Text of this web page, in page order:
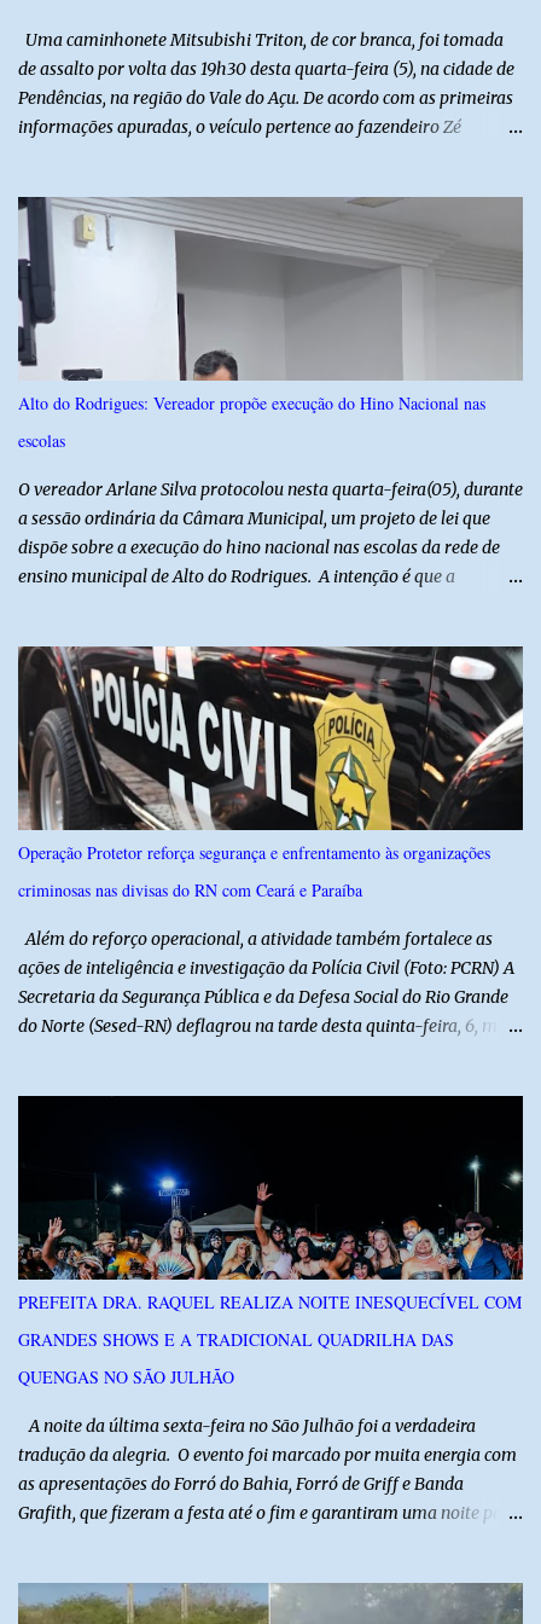
Uma caminhonete Mitsubishi Triton, de cor branca, foi tomada
de assalto por volta das 19h30 desta quarta-feira (5), na cidade de
Pendências, na região do Vale do Açu. De acordo com as primeiras
informações apuradas, o veículo pertence ao fazendeiro Zé
anunciaram o assalto no momento em que ela estava em frente à
residência, no Centro da cidade. Ainda conforme relatos de
testemunhas, os suspeitos utilizavam roupas semelhantes a
uniformes de empresa, o que pode ter ajudado a não despertar
suspeitas antes da abordagem. Após a ação criminosa, a dupla
fugiu levando a caminhonete em direção ainda desconhecida. A
Polícia Militar foi acionada logo após o crime e realiza diligências
na região na tentativa de localizar o veículo e identificar os
autores do assalto. Qualquer informação que possa ajudar na
ser repassad...
Alto do Rodrigues: Vereador propõe execução do Hino Nacional nas
escolas
O vereador Arlane Silva protocolou nesta quarta-feira(05), durante
a sessão ordinária da Câmara Municipal, um projeto de lei que
dispõe sobre a execução do hino nacional nas escolas da rede de
ensino municipal de Alto do Rodrigues. A intenção é que a
nacionais e da formação da cidadania. O projeto prevê ainda que
a execução do hino nacional ocorra uma vez por semana, em dia
definido pela Secretaria Municipal de Educação do município. É
previsto também que as escolas da rede de ensino público
municipal deverão promover a discussão das letras do Hino
Nacional Brasileiro de modo a estimular os estudantes interpretar
e debater o seu conteúdo. De acordo com o vereador, a Secretaria
Municipal de Educação poderá expedir normas complementares
necessárias ao cumprimento da lei.
Operação Protetor reforça segurança e enfrentamento às organizações
criminosas nas divisas do RN com Ceará e Paraíba
Além do reforço operacional, a atividade também fortalece as
ações de inteligência e investigação da Polícia Civil (Foto: PCRN) A
Secretaria da Segurança Pública e da Defesa Social do Rio Grande
do Norte (Sesed-RN) deflagrou na tarde desta quinta-feira, 6, mais
do Norte com os estados do Ceará e da Paraíba. A mobilização,
com concentração e saída de equipes policiais, ocorreu às 16h, no
município de Baraúna, no Oeste potiguar. A operação reúne
efetivos da Polícia Militar do Rio Grande do Norte, da Polícia Civil
do Rio Grande do Norte e da Polícia Militar do Ceará, reforçando a
atuação integrada entre as forças de segurança e intensificando o
combate à criminalidade nas áreas de fronteira interestadual. As
ações também contemplam os...
PREFEITA DRA. RAQUEL REALIZA NOITE INESQUECÍVEL COM
GRANDES SHOWS E A TRADICIONAL QUADRILHA DAS
QUENGAS NO SÃO JULHÃO
​ A noite da última sexta-feira no São Julhão foi a verdadeira
tradução da alegria. O evento foi marcado por muita energia com
as apresentações do Forró do Bahia, Forró de Griff e Banda
Grafith, que fizeram a festa até o fim e garantiram uma noite para
tradicional Quadrilha das Quengas tomou conta das ruas do Alto